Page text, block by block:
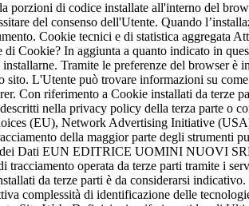
porzioni di codice installate all'interno del
del consenso dell'Utente. Quando
Cookie tecnici e di statistica aggregata
di Cookie? In aggiunta a quanto indicato in
installarne. Tramite le preferenze del browser
sito. L'Utente può trovare informazioni su
Con riferimento a Cookie installati da terze
nella privacy policy della terza parte o
(EU), Network Advertising Initiative
della maggior parte degli
dei Dati EUN EDITRICE UOMINI NUOVI
tracciamento operata da terze parti tramite i
da terze parti è da considerarsi
complessità di identificazione delle